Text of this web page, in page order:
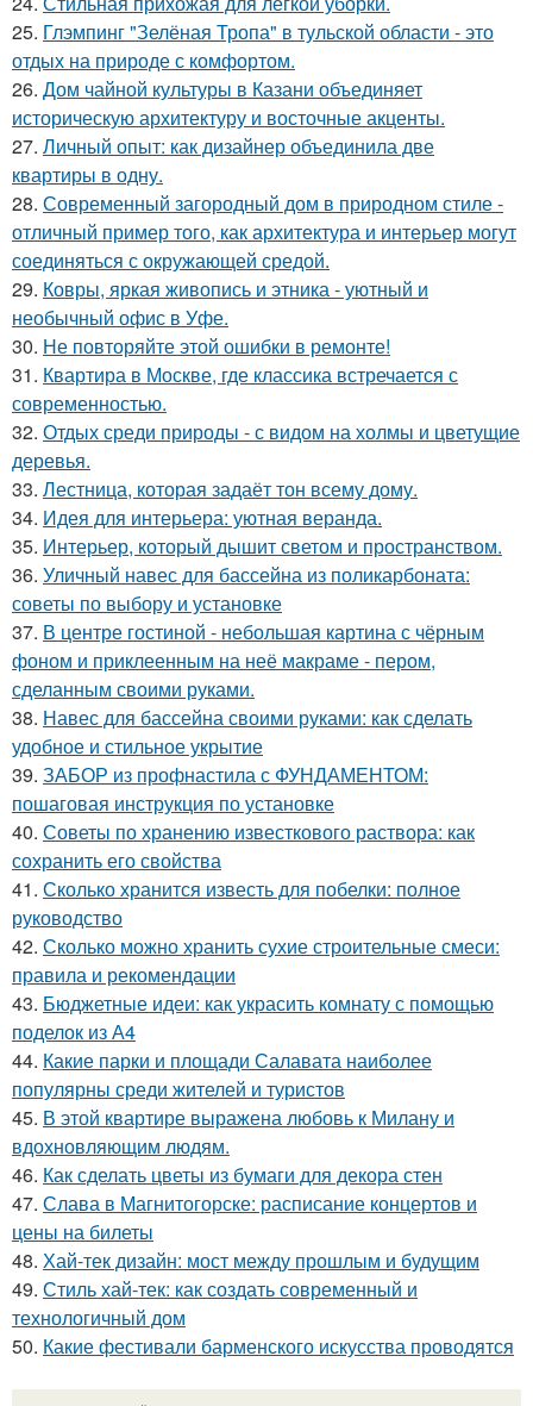
25. Глэмпинг "Зелёная Тропа" в тульской области - это
отдых на природе с комфортом.
26. Дом чайной культуры в Казани объединяет
историческую архитектуру и восточные акценты.
27. Личный опыт: как дизайнер объединила две
квартиры в одну.
28. Современный загородный дом в природном стиле -
отличный пример того, как архитектура и интерьер могут
соединяться с окружающей средой.
29. Ковры, яркая живопись и этника - уютный и
необычный офис в Уфе.
30. Не повторяйте этой ошибки в ремонте!
31. Квартира в Москве, где классика встречается с
современностью.
32. Отдых среди природы - с видом на холмы и цветущие
деревья.
33. Лестница, которая задаёт тон всему дому.
34. Идея для интерьера: уютная веранда.
35. Интерьер, который дышит светом и пространством.
36. Уличный навес для бассейна из поликарбоната:
советы по выбору и установке
37. В центре гостиной - небольшая картина с чёрным
фоном и приклеенным на неё макраме - пером,
сделанным своими руками.
38. Навес для бассейна своими руками: как сделать
удобное и стильное укрытие
39. ЗАБОР из профнастила с ФУНДАМЕНТОМ:
пошаговая инструкция по установке
40. Советы по хранению известкового раствора: как
сохранить его свойства
41. Сколько хранится известь для побелки: полное
руководство
42. Сколько можно хранить сухие строительные смеси:
правила и рекомендации
43. Бюджетные идеи: как украсить комнату с помощью
поделок из А4
44. Какие парки и площади Салавата наиболее
популярны среди жителей и туристов
45. В этой квартире выражена любовь к Милану и
вдохновляющим людям.
46. Как сделать цветы из бумаги для декора стен
47. Слава в Магнитогорске: расписание концертов и
цены на билеты
48. Хай-тек дизайн: мост между прошлым и будущим
49. Стиль хай-тек: как создать современный и
технологичный дом
50. Какие фестивали барменского искусства проводятся